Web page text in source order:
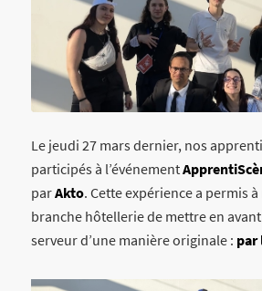
Le jeudi 27 mars dernier, nos
participés à l’événement
parAkto. Cette expérience a permis
branche hôtellerie de mettre en
serveur d’une manière originale : par